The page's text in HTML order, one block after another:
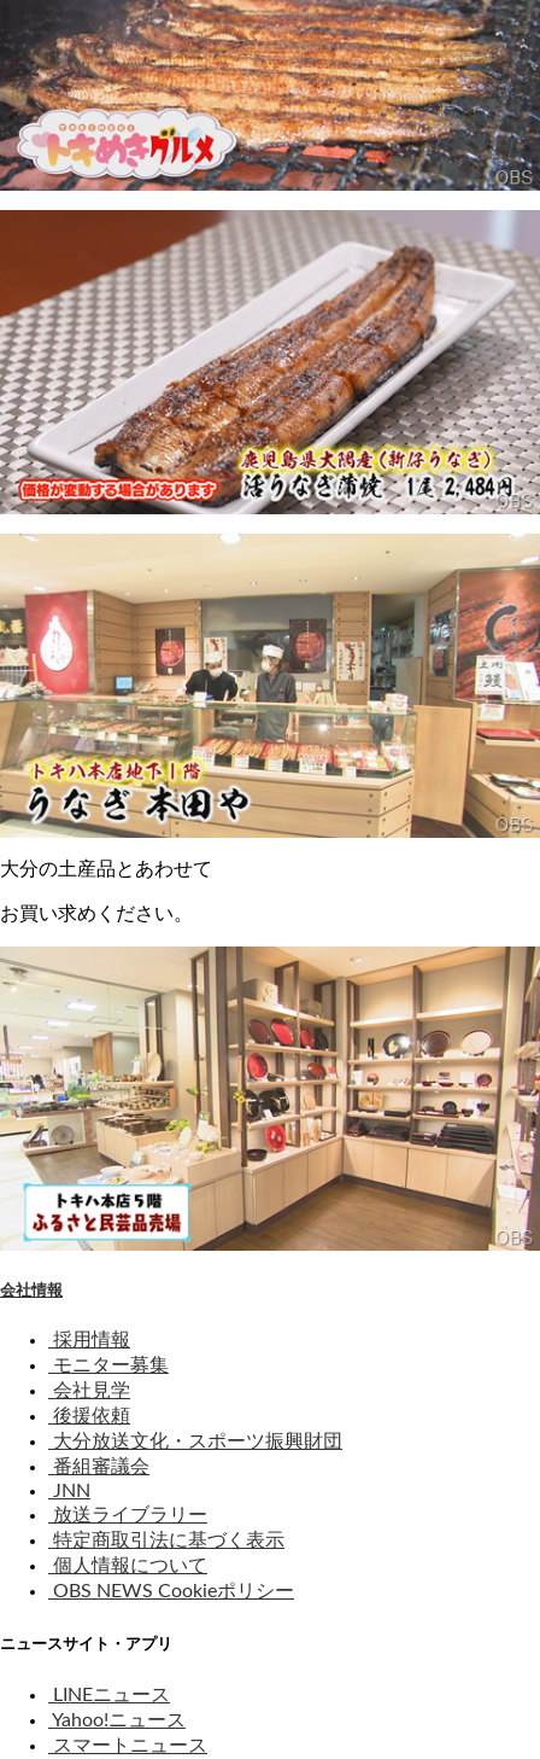
大分の土産品とあわせて
お買い求めください。
会社情報
採用情報
モニター募集
会社見学
後援依頼
大分放送文化・スポーツ振興財団
番組審議会
JNN
放送ライブラリー
特定商取引法に基づく表示
個人情報について
OBS NEWS Cookieポリシー
ニュースサイト・アプリ
LINEニュース
Yahoo!ニュース
スマートニュース